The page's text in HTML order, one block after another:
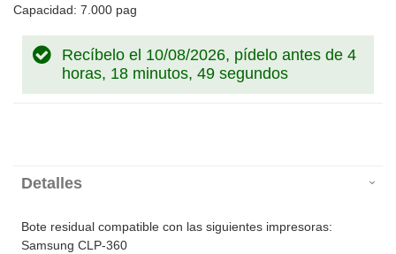
Capacidad: 7.000 pag
Recíbelo el 10/08/2026, pídelo antes de 4
horas, 18 minutos, 49 segundos
Detalles
Bote residual compatible con las siguientes impresoras:
Samsung CLP-360